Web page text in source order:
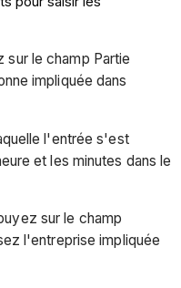
sur le champ Partie
impliquée dans
l'entrée s'est
et les minutes dans le
sur le champ
l'entreprise impliquée